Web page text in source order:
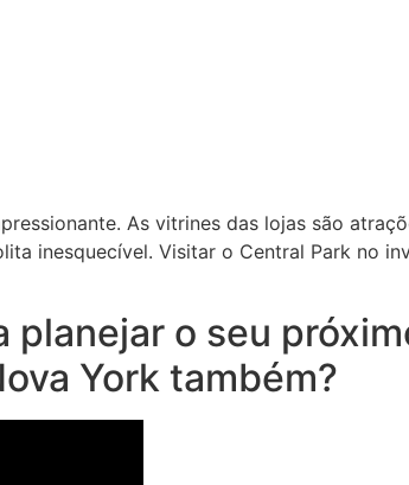
As vitrines das lojas são
inesquecível. Visitar o Central Park no
o seu
York também?